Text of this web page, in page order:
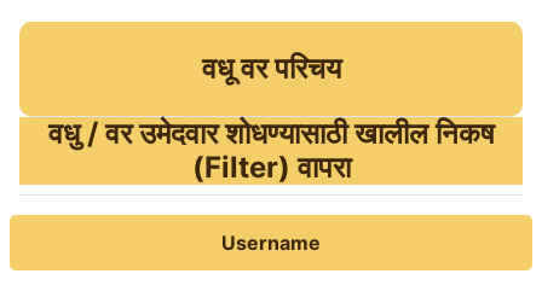
वधू वर परिचय
वधु / वर उमेदवार शोधण्‍यासाठी खालील निकष
(Filter) वापरा
Username